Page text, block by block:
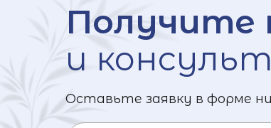
Получите
и
Оставьте заявку в форме